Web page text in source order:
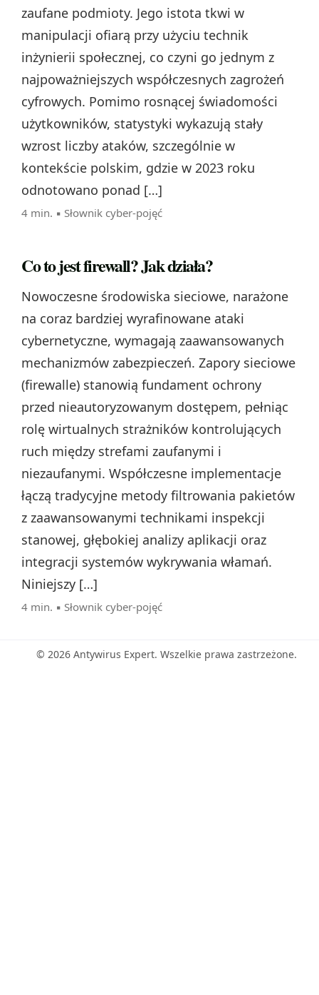
zaufane podmioty. Jego istota tkwi w
manipulacji ofiarą przy użyciu technik
inżynierii społecznej, co czyni go jednym z
najpoważniejszych współczesnych zagrożeń
cyfrowych. Pomimo rosnącej świadomości
użytkowników, statystyki wykazują stały
wzrost liczby ataków, szczególnie w
kontekście polskim, gdzie w 2023 roku
odnotowano ponad […]
4 min. ▪ Słownik cyber-pojęć
Co to jest firewall? Jak działa?
Nowoczesne środowiska sieciowe, narażone
na coraz bardziej wyrafinowane ataki
cybernetyczne, wymagają zaawansowanych
mechanizmów zabezpieczeń. Zapory sieciowe
(firewalle) stanowią fundament ochrony
przed nieautoryzowanym dostępem, pełniąc
rolę wirtualnych strażników kontrolujących
ruch między strefami zaufanymi i
niezaufanymi. Współczesne implementacje
łączą tradycyjne metody filtrowania pakietów
z zaawansowanymi technikami inspekcji
stanowej, głębokiej analizy aplikacji oraz
integracji systemów wykrywania włamań.
Niniejszy […]
4 min. ▪ Słownik cyber-pojęć
© 2026 Antywirus Expert. Wszelkie prawa zastrzeżone.